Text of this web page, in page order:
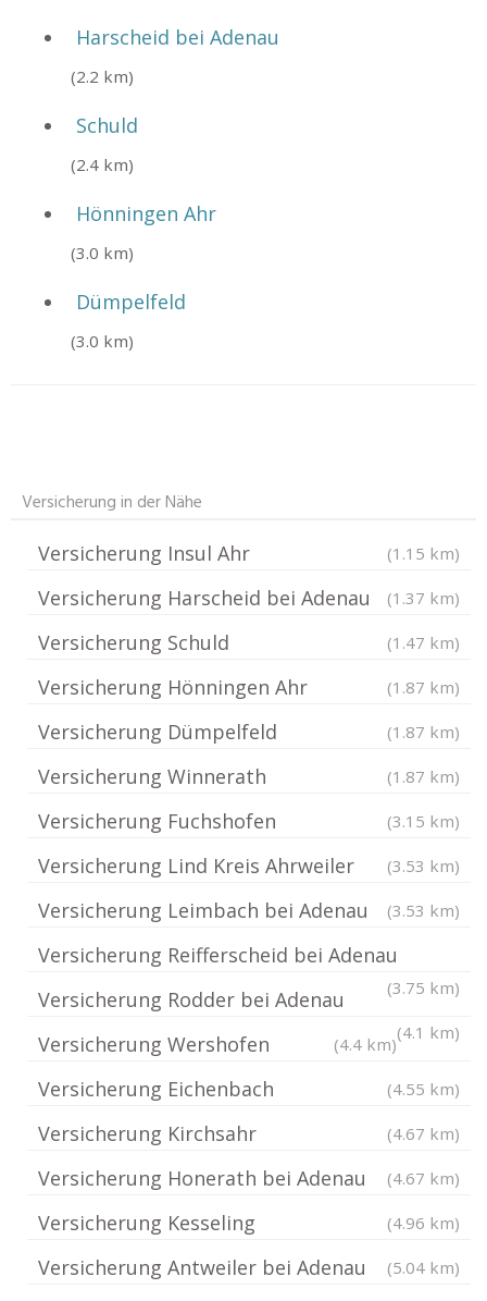
Harscheid bei Adenau
(2.2 km)
Schuld
(2.4 km)
Hönningen Ahr
(3.0 km)
Dümpelfeld
(3.0 km)
Versicherung in der Nähe
Versicherung Insul Ahr (1.15 km)
Versicherung Harscheid bei Adenau (1.37 km)
Versicherung Schuld (1.47 km)
Versicherung Hönningen Ahr (1.87 km)
Versicherung Dümpelfeld (1.87 km)
Versicherung Winnerath (1.87 km)
Versicherung Fuchshofen (3.15 km)
Versicherung Lind Kreis Ahrweiler (3.53 km)
Versicherung Leimbach bei Adenau (3.53 km)
Versicherung Reifferscheid bei Adenau
(3.75 km)
Versicherung Rodder bei Adenau
(4.1 km)
Versicherung Wershofen (4.4 km)
Versicherung Eichenbach (4.55 km)
Versicherung Kirchsahr (4.67 km)
Versicherung Honerath bei Adenau (4.67 km)
Versicherung Kesseling (4.96 km)
Versicherung Antweiler bei Adenau (5.04 km)